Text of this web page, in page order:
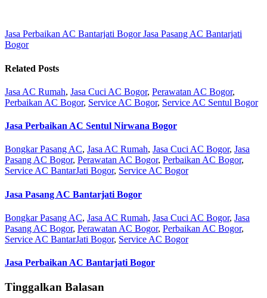
Jasa Perbaikan AC Bantarjati BogorJasa Pasang AC Bantarjati
Bogor
Related Posts
Jasa AC Rumah, Jasa Cuci AC Bogor, Perawatan AC Bogor,
Perbaikan AC Bogor, Service AC Bogor, Service AC Sentul Bogor
Jasa Perbaikan AC Sentul Nirwana Bogor
Bongkar Pasang AC, Jasa AC Rumah, Jasa Cuci AC Bogor, Jasa
Pasang AC Bogor, Perawatan AC Bogor, Perbaikan AC Bogor,
Service AC BantarJati Bogor, Service AC Bogor
Jasa Pasang AC Bantarjati Bogor
Bongkar Pasang AC, Jasa AC Rumah, Jasa Cuci AC Bogor, Jasa
Pasang AC Bogor, Perawatan AC Bogor, Perbaikan AC Bogor,
Service AC BantarJati Bogor, Service AC Bogor
Jasa Perbaikan AC Bantarjati Bogor
Tinggalkan Balasan